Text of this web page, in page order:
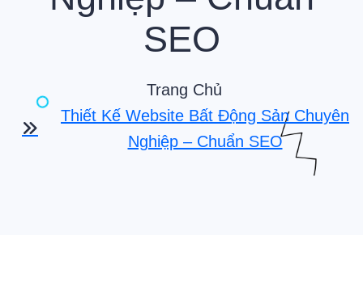
SEO
Trang Chủ
Thiết Kế Website Bất Động Sản Chuyên
Nghiệp – Chuẩn SEO